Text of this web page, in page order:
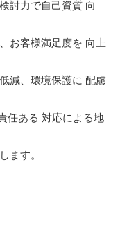
討力で自己資質 向
お客様満足度を 向上
減、環境保護に 配慮
任ある 対応による地
ます。